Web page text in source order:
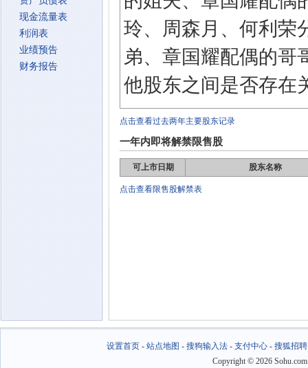
现金流量表
利润表
业绩预告
财务报告
玲、周森月、何利荣
弟、章国耀配偶的哥
他股东之间是否存在
点击查看过去两年主要股东记录
一年内即将解禁限售股
可上市日期 股东名称
点击查看限售股解禁表
设置首页- 站点地图 - 搜狗输入法- 支付中心- 搜狐招聘
Copyright © 2026